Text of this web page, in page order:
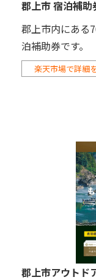
郡上市 宿泊補
郡上市内にある
泊補助券です。
楽天市場で詳細
郡上市アウトド